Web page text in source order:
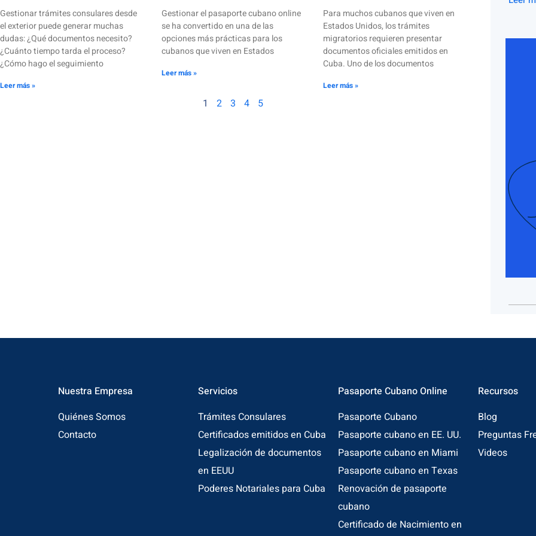
Gestionar trámites consulares desde
el exterior puede generar muchas
dudas: ¿Qué documentos necesito?
¿Cuánto tiempo tarda el proceso?
¿Cómo hago el seguimiento
Leer más »
Gestionar el pasaporte cubano online
se ha convertido en una de las
opciones más prácticas para los
cubanos que viven en Estados
Leer más »
Para muchos cubanos que viven en
Estados Unidos, los trámites
migratorios requieren presentar
documentos oficiales emitidos en
Cuba. Uno de los documentos
Leer más »
1 2 3 4 5
Nuestra Empresa
Quiénes Somos
Contacto
Servicios
Trámites Consulares
Certificados emitidos en Cuba
Legalización de documentos
en EEUU
Poderes Notariales para Cuba
Pasaporte Cubano Online
Pasaporte Cubano
Pasaporte cubano en EE. UU.
Pasaporte cubano en Miami
Pasaporte cubano en Texas
Renovación de pasaporte
cubano
Certificado de Nacimiento en
Recursos
Blog
Preguntas
Videos